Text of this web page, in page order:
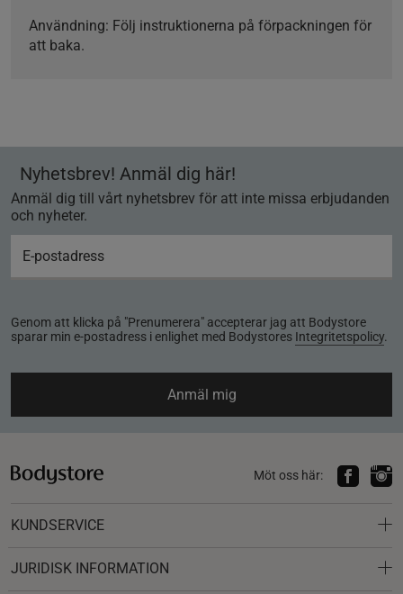
Användning: Följ instruktionerna på förpackningen för
att baka.
Nyhetsbrev! Anmäl dig här!
Anmäl dig till vårt nyhetsbrev för att inte missa erbjudanden
och nyheter.
Genom att klicka på "Prenumerera" accepterar jag att Bodystore
sparar min e-postadress i enlighet med Bodystores Integritetspolicy.
Anmäl mig
Möt oss här:
KUNDSERVICE
JURIDISK INFORMATION